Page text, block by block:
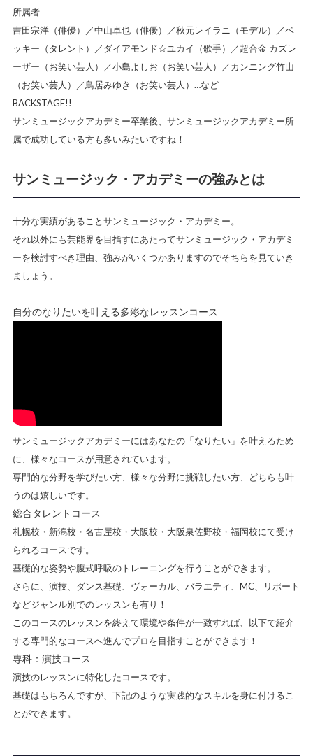
所属者
吉田宗洋（俳優）／中山卓也（俳優）／秋元レイラニ（モデル）／ベ
ッキー（タレント）／ダイアモンド☆ユカイ（歌手）／超合金 カズレ
ーザー（お笑い芸人）／小島よしお（お笑い芸人）／カンニング竹山
（お笑い芸人）／鳥居みゆき（お笑い芸人）…など
BACKSTAGE!!
サンミュージックアカデミー卒業後、サンミュージックアカデミー所
属で成功している方も多いみたいですね！
サンミュージック・アカデミーの強みとは
十分な実績があることサンミュージック・アカデミー。
それ以外にも芸能界を目指すにあたってサンミュージック・アカデミ
ーを検討すべき理由、強みがいくつかありますのでそちらを見ていき
ましょう。
自分のなりたいを叶える多彩なレッスンコース
サンミュージックアカデミーにはあなたの「なりたい」を叶えるため
に、様々なコースが用意されています。
専門的な分野を学びたい方、様々な分野に挑戦したい方、どちらも叶
うのは嬉しいです。
総合タレントコース
札幌校・新潟校・名古屋校・大阪校・大阪泉佐野校・福岡校にて受け
られるコースです。
基礎的な姿勢や腹式呼吸のトレーニングを行うことができます。
さらに、演技、ダンス基礎、ヴォーカル、バラエティ、MC、リポート
などジャンル別でのレッスンも有り！
このコースのレッスンを終えて環境や条件が一致すれば、以下で紹介
する専門的なコースへ進んでプロを目指すことができます！
専科：演技コース
演技のレッスンに特化したコースです。
基礎はもちろんですが、下記のような実践的なスキルを身に付けるこ
とができます。